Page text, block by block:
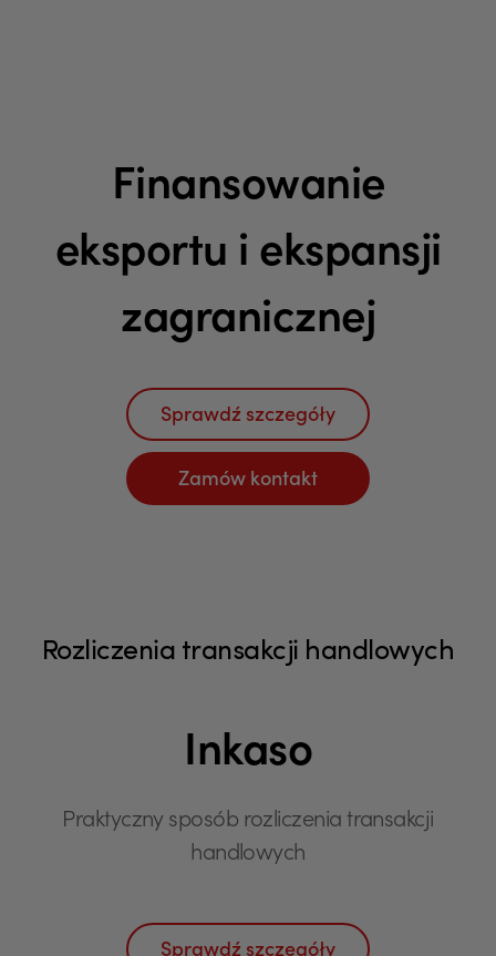
Finansowanie
eksportu i ekspansji
zagranicznej
Sprawdź szczegóły
Zamów kontakt
Rozliczenia transakcji handlowych
Inkaso
Praktyczny sposób rozliczenia transakcji
handlowych
Sprawdź szczegóły